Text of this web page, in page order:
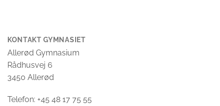
KONTAKT GYMNASIET
Allerød Gymnasium
Rådhusvej 6
3450 Allerød
Telefon: +45 48 17 75 55